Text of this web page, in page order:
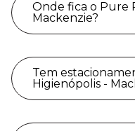
Onde fica o Pure
Mackenzie?
Tem
Higienópolis -